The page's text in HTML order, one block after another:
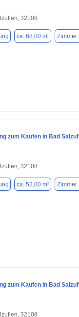
32108
ca. 68,00 m² Zimmer
zum Kaufen in Bad
32108
ca. 52,00 m² Zimmer
zum Kaufen in Bad
32108